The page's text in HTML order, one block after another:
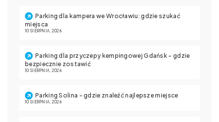
Parking dla kampera we Wrocławiu: gdzie szukać
miejsca
10 SIERPNIA, 2026
Parking dla przyczepy kempingowej Gdańsk – gdzie
bezpiecznie zostawić
10 SIERPNIA, 2026
Parking Solina – gdzie znaleźć najlepsze miejsce
10 SIERPNIA, 2026